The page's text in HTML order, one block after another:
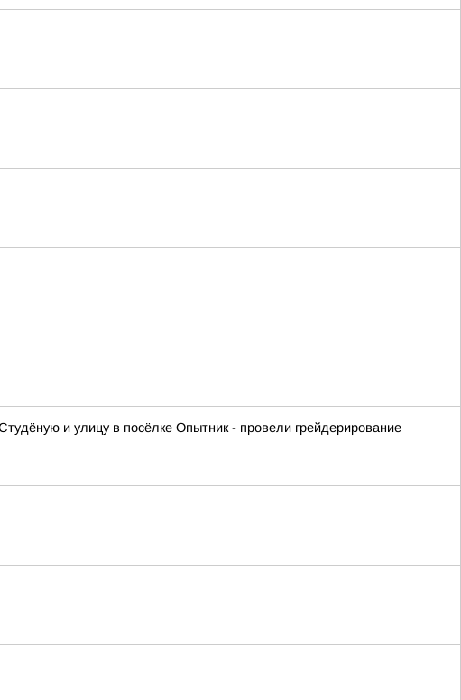
и улицу в посёлке Опытник - провели грейдерирование